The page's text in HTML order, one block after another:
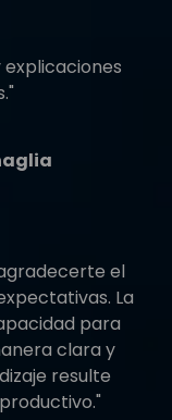
el
La
para
clara y
resulte